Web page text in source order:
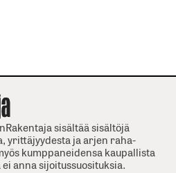
sisältää sisältöjä
yrittäjyydesta ja arjen raha-
kumppaneidensa kaupallista
anna sijoitussuosituksia.